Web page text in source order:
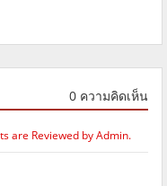
0 ความคิดเห็น
are Reviewed by Admin.